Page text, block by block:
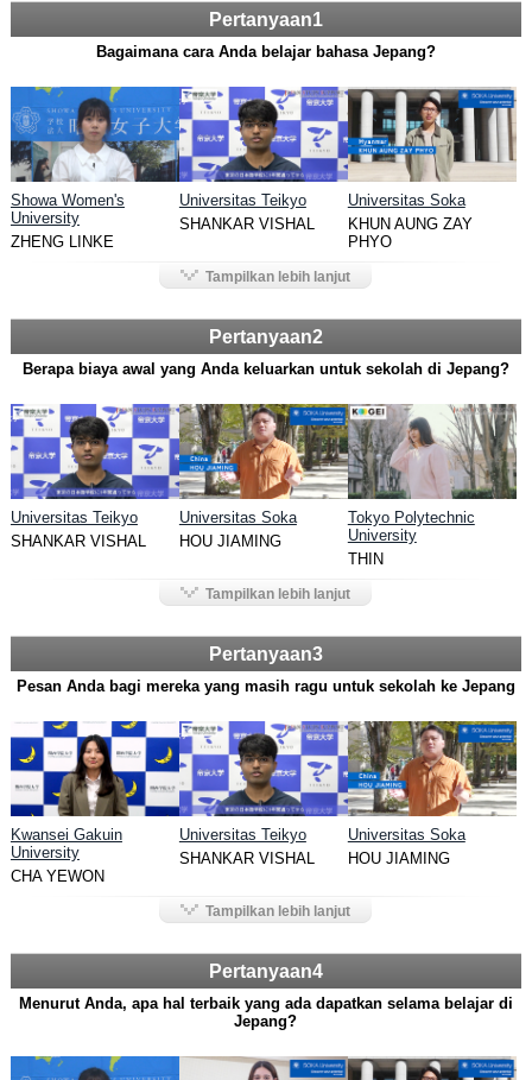
Pertanyaan1
Bagaimana cara Anda belajar bahasa Jepang?
Showa Women's
University
ZHENG LINKE
Universitas Teikyo
SHANKAR VISHAL
Universitas Soka
KHUN AUNG ZAY
PHYO
Tampilkan lebih lanjut
Pertanyaan2
Berapa biaya awal yang Anda keluarkan untuk sekolah di Jepang?
Universitas Teikyo
SHANKAR VISHAL
Universitas Soka
HOU JIAMING
Tokyo Polytechnic
University
THIN
Tampilkan lebih lanjut
Pertanyaan3
Pesan Anda bagi mereka yang masih ragu untuk sekolah ke Jepang
Kwansei Gakuin
University
CHA YEWON
Universitas Teikyo
SHANKAR VISHAL
Universitas Soka
HOU JIAMING
Tampilkan lebih lanjut
Pertanyaan4
Menurut Anda, apa hal terbaik yang ada dapatkan selama belajar di
Jepang?